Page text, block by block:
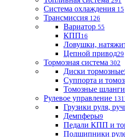
Система охлаждения 15
Трансмиссия 126
Вариатор 55
КПП16
Ловушки,
Цепной привод29
Тормозная система 302
Диски тормозные
Суппорта и
Томозные
Рулевое управление
Грузики руля,
Демпферы9
Педали КПП и
Подшипники